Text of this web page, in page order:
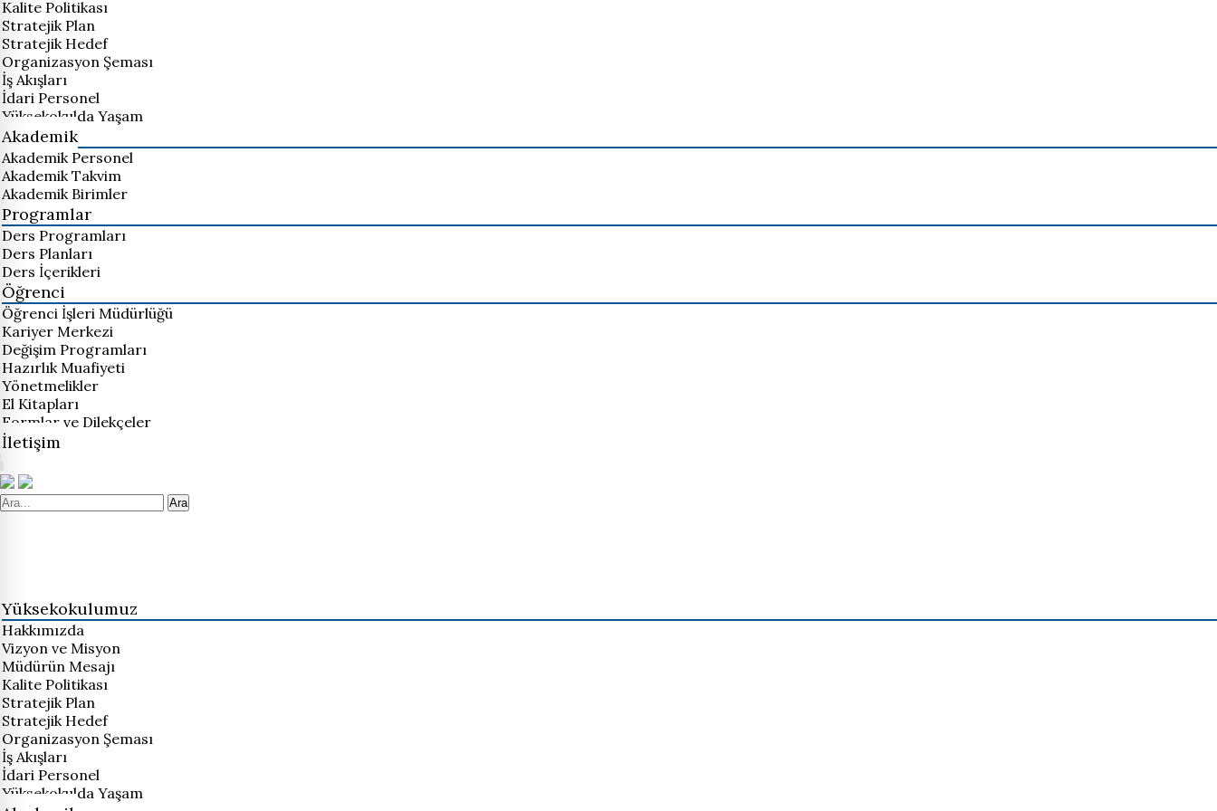
Kalite Politikası
Stratejik Plan
Stratejik Hedef
Organizasyon Şeması
İş Akışları
İdari Personel
Yüksekokulda Yaşam
Akademik
Akademik Personel
Akademik Takvim
Akademik Birimler
Programlar
Ders Programları
Ders Planları
Ders İçerikleri
Öğrenci
Öğrenci İşleri Müdürlüğü
Kariyer Merkezi
Değişim Programları
Hazırlık Muafiyeti
Yönetmelikler
El Kitapları
Formlar ve Dilekçeler
İletişim
Ara
Yüksekokulumuz
Hakkımızda
Vizyon ve Misyon
Müdürün Mesajı
Kalite Politikası
Stratejik Plan
Stratejik Hedef
Organizasyon Şeması
İş Akışları
İdari Personel
Yüksekokulda Yaşam